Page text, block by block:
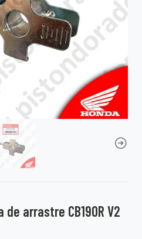
arrastre CB190R V2